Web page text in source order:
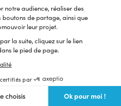
notre audience, réaliser des
de partage, ainsi que
leur projet.
la suite, cliquez sur le lien
le pied de page.
par
choisis Ok pour moi !